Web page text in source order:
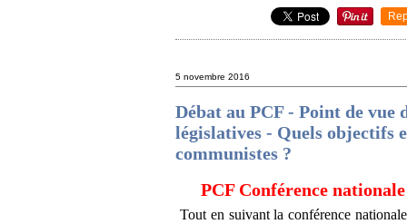
5 novembre 2016
Débat au PCF - Point de vue
législatives - Quels objectifs
communistes ?
PCF Conférence
Tout en suivant la conférence